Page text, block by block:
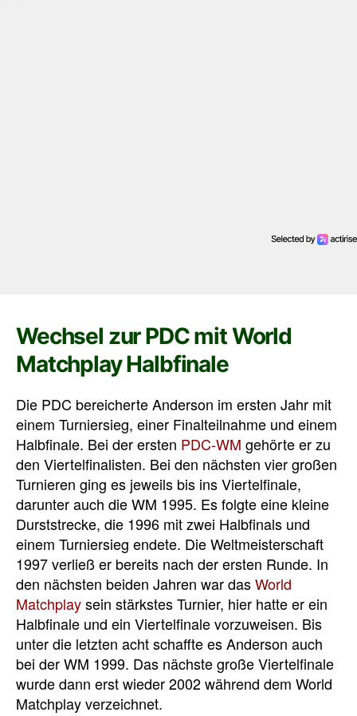
Wechsel zur PDC mit World
Matchplay Halbfinale
Die PDC bereicherte Anderson im ersten Jahr mit
einem Turniersieg, einer Finalteilnahme und einem
Halbfinale. Bei der ersten PDC-WM gehörte er zu
den Viertelfinalisten. Bei den nächsten vier großen
Turnieren ging es jeweils bis ins Viertelfinale,
darunter auch die WM 1995. Es folgte eine kleine
Durststrecke, die 1996 mit zwei Halbfinals und
einem Turniersieg endete. Die Weltmeisterschaft
1997 verließ er bereits nach der ersten Runde. In
den nächsten beiden Jahren war dasWorld
Matchplaysein stärkstes Turnier, hier hatte er ein
Halbfinale und ein Viertelfinale vorzuweisen. Bis
unter die letzten acht schaffte es Anderson auch
bei der WM 1999. Das nächste große Viertelfinale
wurde dann erst wieder 2002 während dem World
Matchplay verzeichnet.